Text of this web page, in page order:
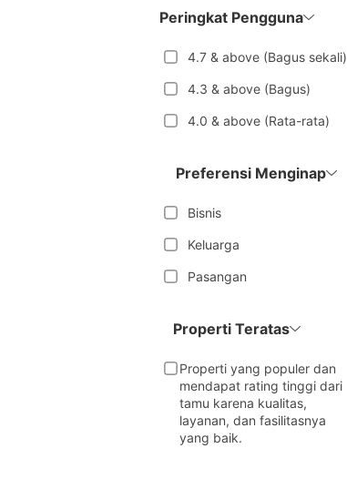
Peringkat Pengguna
4.7 & above (Bagus sekali)
4.3 & above (Bagus)
4.0 & above (Rata-rata)
Preferensi Menginap
Bisnis
Keluarga
Pasangan
Properti Teratas
Properti yang populer dan
mendapat rating tinggi dari
tamu karena kualitas,
layanan, dan fasilitasnya
yang baik.